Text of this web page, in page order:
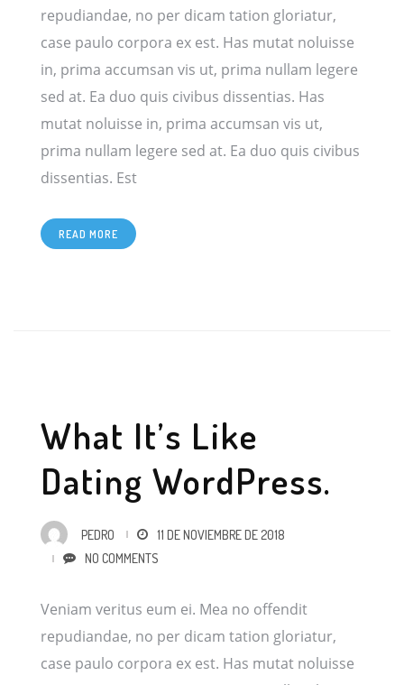
repudiandae, no per dicam tation gloriatur,
case paulo corpora ex est. Has mutat noluisse
in, prima accumsan vis ut, prima nullam legere
sed at. Ea duo quis civibus dissentias. Has
mutat noluisse in, prima accumsan vis ut,
prima nullam legere sed at. Ea duo quis civibus
dissentias. Est[…]
READ MORE
What It’s Like
Dating WordPress.
PEDRO
11 DE NOVIEMBRE DE 2018
NO COMMENTS
Veniam veritus eum ei. Mea no offendit
repudiandae, no per dicam tation gloriatur,
case paulo corpora ex est. Has mutat noluisse